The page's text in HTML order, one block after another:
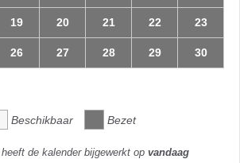
19 20 21 22 23
26 27 28 29 30
Beschikbaar Bezet
de kalender bijgewerkt op vandaag